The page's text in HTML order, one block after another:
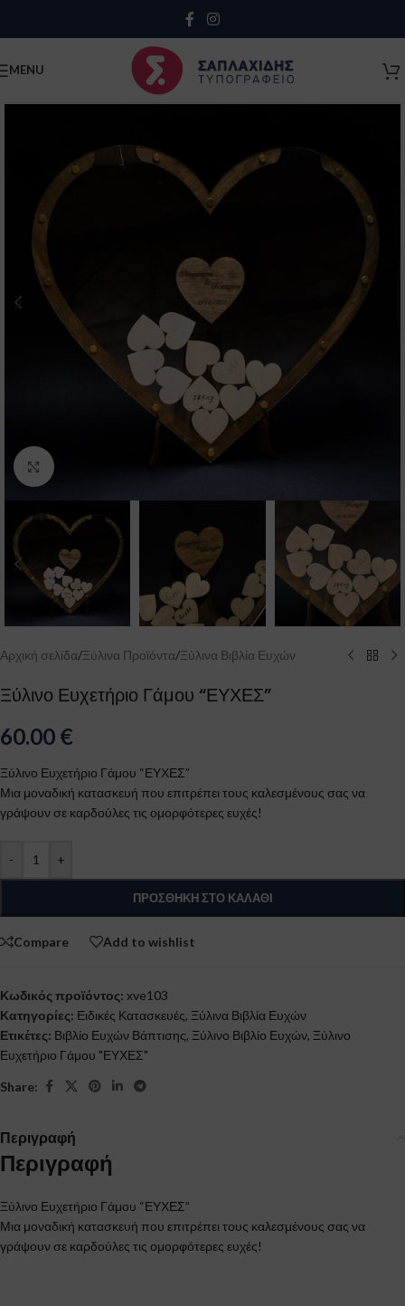
Κλείσιμο
MENU
Click to enlarge
Αρχική σελίδα/Ξύλινα Προϊόντα/Ξύλινα Βιβλία Ευχών
Ξύλινο Ευχετήριο Γάμου “ΕΥΧΕΣ”
60.00 €
Ξύλινο Ευχετήριο Γάμου “ΕΥΧΕΣ”
Μια μοναδική κατασκευή που επιτρέπει τους καλεσμένους σας να
γράψουν σε καρδούλες τις ομορφότερες ευχές!
- +
ΠΡΟΣΘΉΚΗ ΣΤΟ ΚΑΛΆΘΙ
Compare Add to wishlist
Κωδικός προϊόντος: xve103
Κατηγορίες: Ειδικές Κατασκευές, Ξύλινα Βιβλία Ευχών
Ετικέτες: Βιβλίο Ευχών Βάπτισης, Ξύλινο Βιβλίο Ευχών, Ξύλινο
Ευχετήριο Γάμου "ΕΥΧΕΣ"
Share:
Περιγραφή
Περιγραφή
Ξύλινο Ευχετήριο Γάμου “ΕΥΧΕΣ”
Μια μοναδική κατασκευή που επιτρέπει τους καλεσμένους σας να
γράψουν σε καρδούλες τις ομορφότερες ευχές!